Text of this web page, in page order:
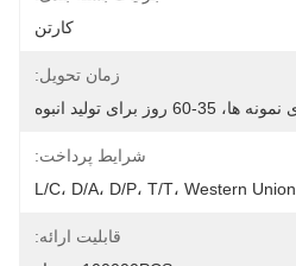
کارتن
زمان تحویل:
شرایط پرداخت:
L/C، D/A، D/P، T/T، Western Union
قابلیت ارائه: